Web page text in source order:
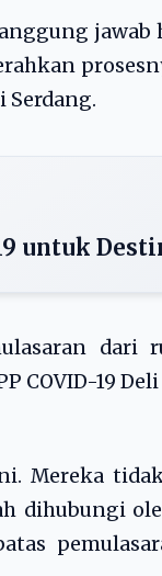
jawab
Serdang.
untuk
dari
COVID-19
Mereka
dihubungi